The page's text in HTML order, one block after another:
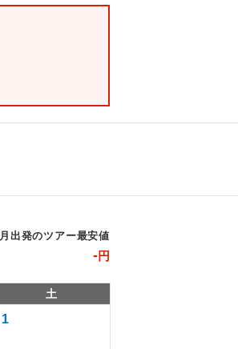
月出発のツアー最安値
-円
土
1